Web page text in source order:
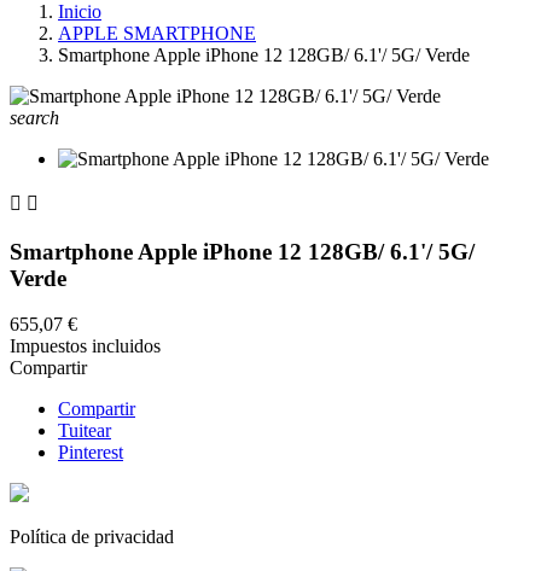
Inicio
APPLE SMARTPHONE
Smartphone Apple iPhone 12 128GB/ 6.1'/ 5G/ Verde
search
 
Smartphone Apple iPhone 12 128GB/ 6.1'/ 5G/
Verde
655,07 €
Impuestos incluidos
Compartir
Compartir
Tuitear
Pinterest
Política de privacidad